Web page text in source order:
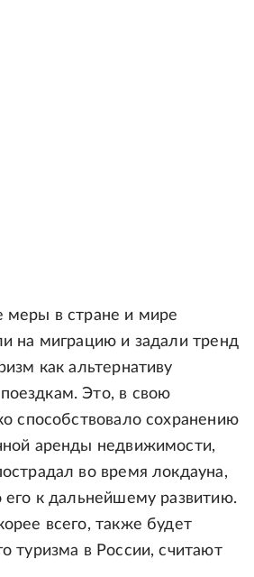
меры в стране и мире
на миграцию и задали тренд
как альтернативу
Это, в свою
способствовало сохранению
аренды недвижимости,
во время локдауна,
его к дальнейшему развитию.
всего, также будет
туризма в России, считают